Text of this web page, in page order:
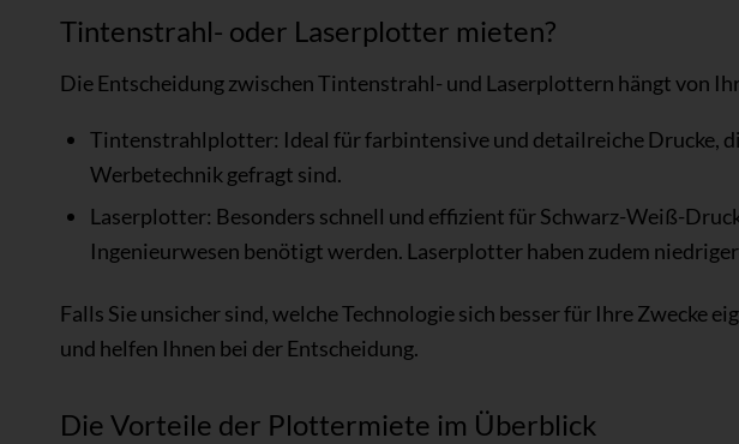
Tintenstrahl- oder Laserplotter mieten?
Die Entscheidung zwischen Tintenstrahl- und Laserplottern hängt von
Tintenstrahlplotter: Ideal für farbintensive und detailreiche Drucke,
Werbetechnik gefragt sind.
Laserplotter: Besonders schnell und effizient für Schwarz-Weiß-
Ingenieurwesen benötigt werden. Laserplotter haben zudem
Falls Sie unsicher sind, welche Technologie sich besser für Ihre Zwecke
und helfen Ihnen bei der Entscheidung.
Die Vorteile der Plottermiete im Überblick